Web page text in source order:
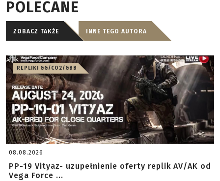
POLECANE
ZOBACZ TAKŻE INNE TEGO AUTORA
REPLIKI GG/CO2/GBB
08.08.2026
PP-19 Vityaz- uzupełnienie oferty replik AV/AK od
Vega Force ...